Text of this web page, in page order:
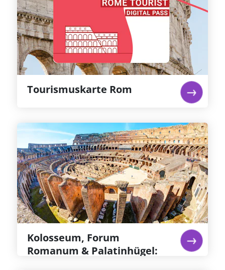
Tourismuskarte Rom
Rom wurde zwar nicht an einem Tag erbaut,
aber Sie können das Beste davon an nur einem
Tag sehen! Sichern Sie sich die Rom Tourist Card
und Sie sind mit Ihrer Touristenkarte für Rom
für die wichtigsten Orte in Rom bestens
gerüstet.
Weiterlesen...
Kolosseum, Forum
Romanum & Palatinhügel:
Kolosseum, Forum Romanum &
Palatinhügel: Priorisierter
Eintritt
Besuchen Sie das Kolosseum und erhalten Sie
Zutritt zu dem normalerweise gesperrten
Bereich der Arena, auf dem die Gladiatoren um
ihr Leben kämpften. Erkunden Sie das Forum
Romanum und den Palatinhügel.
Weiterlesen...